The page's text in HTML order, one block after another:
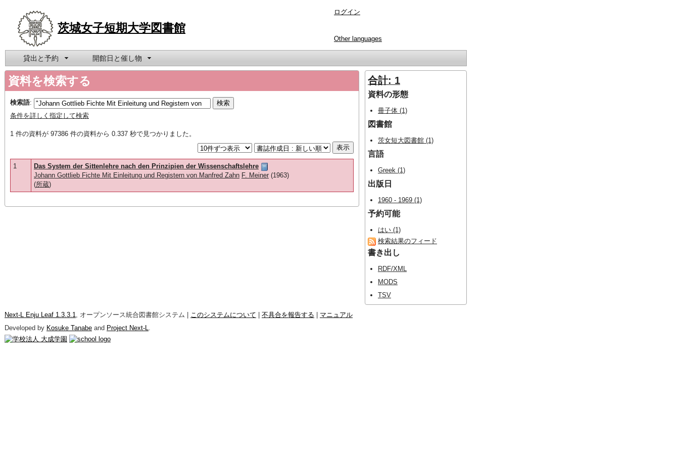
茨城女子短期大学図書館
ログイン
Other languages
貸出と予約 開館日と催し物
資料を検索する
検索語:
条件を詳しく指定して検索
1 件の資料が 97386 件の資料から 0.337 秒で見つかりました。
1
Das System der Sittenlehre nach den Prinzipien der Wissenschaftslehre
Johann Gottlieb Fichte Mit Einleitung und Registern von Manfred Zahn F. Meiner (1963)
(所蔵)
合計: 1
資料の形態
冊子体 (1)
図書館
茨女短大図書館 (1)
言語
Greek (1)
出版日
1960 - 1969 (1)
予約可能
はい (1)
検索結果のフィード
書き出し
RDF/XML
MODS
TSV
Next-L Enju Leaf 1.3.3.1, オープンソース統合図書館システム | このシステムについて 不具合を報告する
マニュアル
Developed by Kosuke Tanabe and Project Next-L.